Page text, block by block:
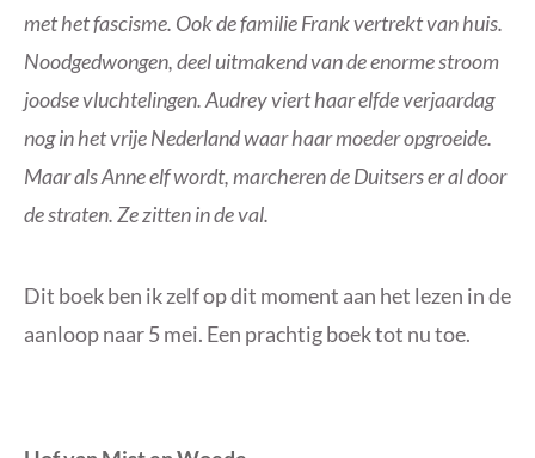
met het fascisme. Ook de familie Frank vertrekt van huis.
Noodgedwongen, deel uitmakend van de enorme stroom
joodse vluchtelingen. Audrey viert haar elfde verjaardag
nog in het vrije Nederland waar haar moeder opgroeide.
Maar als Anne elf wordt, marcheren de Duitsers er al door
de straten. Ze zitten in de val.
Dit boek ben ik zelf op dit moment aan het lezen in de
aanloop naar 5 mei. Een prachtig boek tot nu toe.